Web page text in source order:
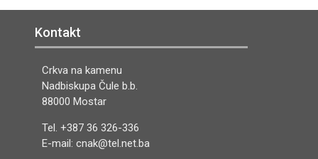
Kontakt
Crkva na kamenu
Nadbiskupa Čule b.b.
88000 Mostar
Tel. +387 36 326-336
E-mail: cnak@tel.net.ba